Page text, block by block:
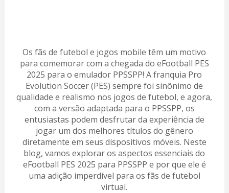
Os fãs de futebol e jogos mobile têm um motivo
para comemorar com a chegada do eFootball PES
2025 para o emulador PPSSPP! A franquia Pro
Evolution Soccer (PES) sempre foi sinônimo de
qualidade e realismo nos jogos de futebol, e agora,
com a versão adaptada para o PPSSPP, os
entusiastas podem desfrutar da experiência de
jogar um dos melhores títulos do gênero
diretamente em seus dispositivos móveis. Neste
blog, vamos explorar os aspectos essenciais do
eFootball PES 2025 para PPSSPP e por que ele é
uma adição imperdível para os fãs de futebol
virtual.